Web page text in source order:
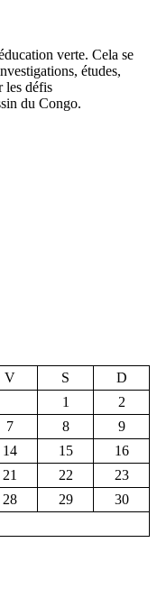
verte. Cela se
études,
les défis
du Congo.
V S
D
1
2
7 8
9
14 15
16
21 22
23
28 29
30